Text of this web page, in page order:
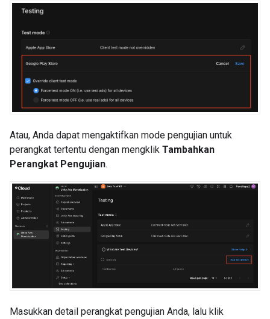
Atau, Anda dapat mengaktifkan mode pengujian untuk
perangkat tertentu dengan mengklik Tambahkan
Perangkat Pengujian.
Masukkan detail perangkat pengujian Anda, lalu klik